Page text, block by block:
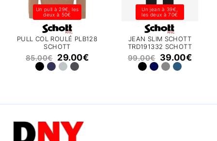
Un pull à 29€, les
deux à 50€
PULL COL ROULÉ PLB128
SCHOTT
85.00€ 29.00€
Un jean à 39€,
les deux à 70€
JEAN SLIM SCHOTT
TRD191332 SCHOTT
99.00€ 39.00€